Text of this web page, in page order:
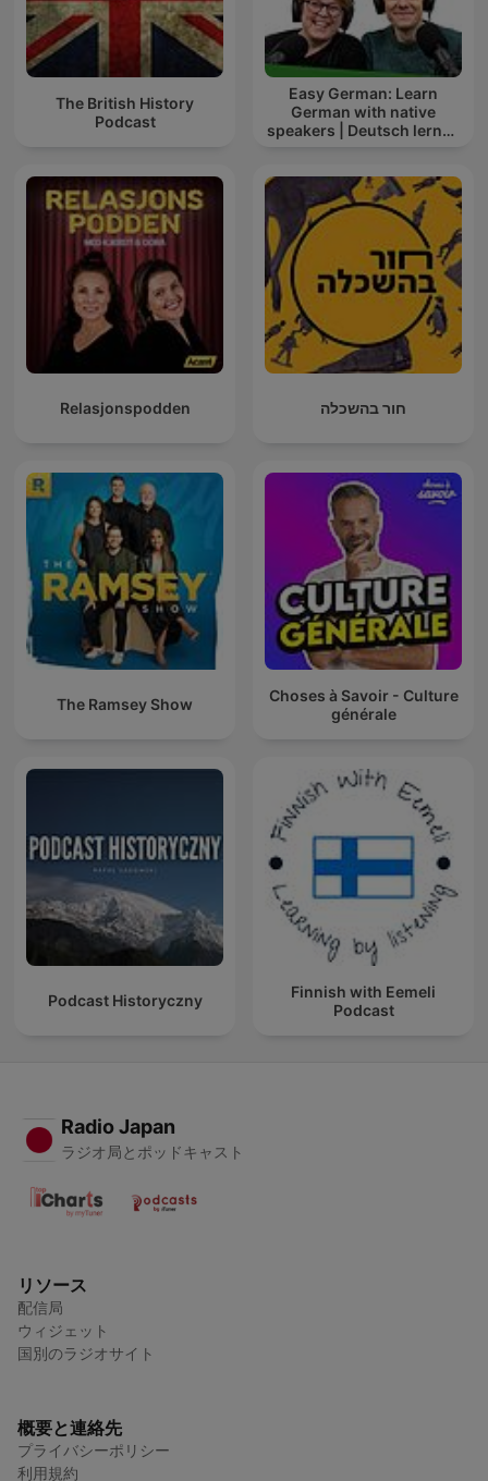
The British History
Podcast
Easy German: Learn
German with native
speakers | Deutsch lernen
Relasjonspodden חור בהשכלה
The Ramsey Show
Choses à Savoir - Culture
générale
Podcast Historyczny
Finnish with Eemeli
Podcast
Radio Japan
ラジオ局とポッドキャスト
リソース
配信局
ウィジェット
国別のラジオサイト
概要と連絡先
プライバシーポリシー
利用規約